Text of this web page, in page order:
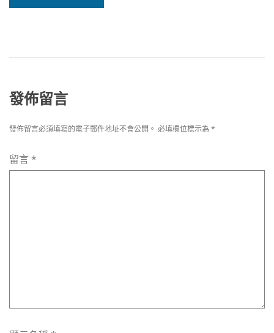
發佈留言
發佈留言必須填寫的電子郵件地址不會公開。 必填欄位標示為 *
留言*